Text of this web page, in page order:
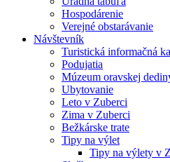
Hospodárenie
Verejné obstarávanie
Návštevník
Turistická informačná
Podujatia
Múzeum oravskej
Ubytovanie
Leto v Zuberci
Zima v Zuberci
Bežkárske trate
Tipy na výlet
Tipy na výlety v